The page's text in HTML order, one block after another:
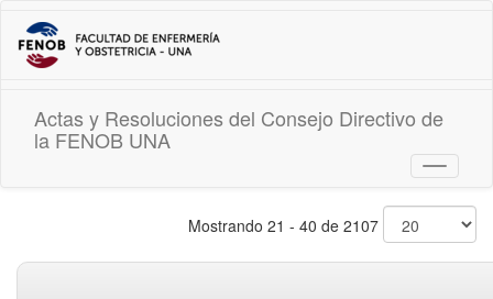
Actas y Resoluciones del Consejo Directivo de
la FENOB UNA
Toggle
Mostrando 21 - 40 de 2107